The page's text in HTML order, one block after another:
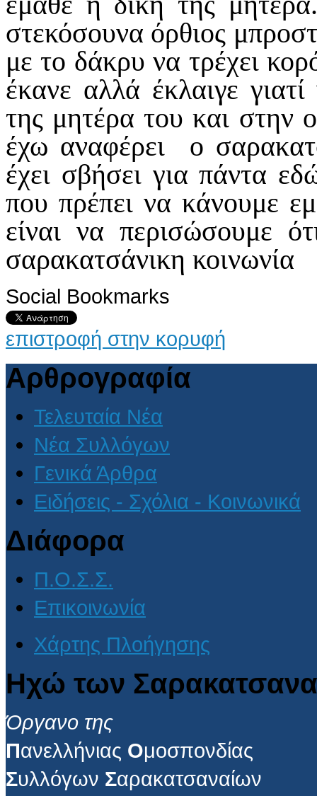
στεκόσουνα όρθιος
με το δάκρυ να τρέχει
έκανε αλλά έκλαιγε
της μητέρα του και στην
έχω αναφέρει ο
έχει σβήσει για πάντα
που πρέπει να κάνουμε
είναι να περισώσουμε
σαρακατσάνικη κοινωνία
Social Bookmarks
επιστροφή στην κορυφή
Αρθρογραφία
Τελευταία Νέα
Νέα Συλλόγων
Γενικά Άρθρα
Ειδήσεις - Σχόλια - Κοινωνικά
Διάφορα
Π.Ο.Σ.Σ.
Επικοινωνία
Χάρτης Πλοήγησης
Ηχώ των
Όργανο της
Πανελλήνιας Ομοσπονδίας
Συλλόγων Σαρακατσαναίων